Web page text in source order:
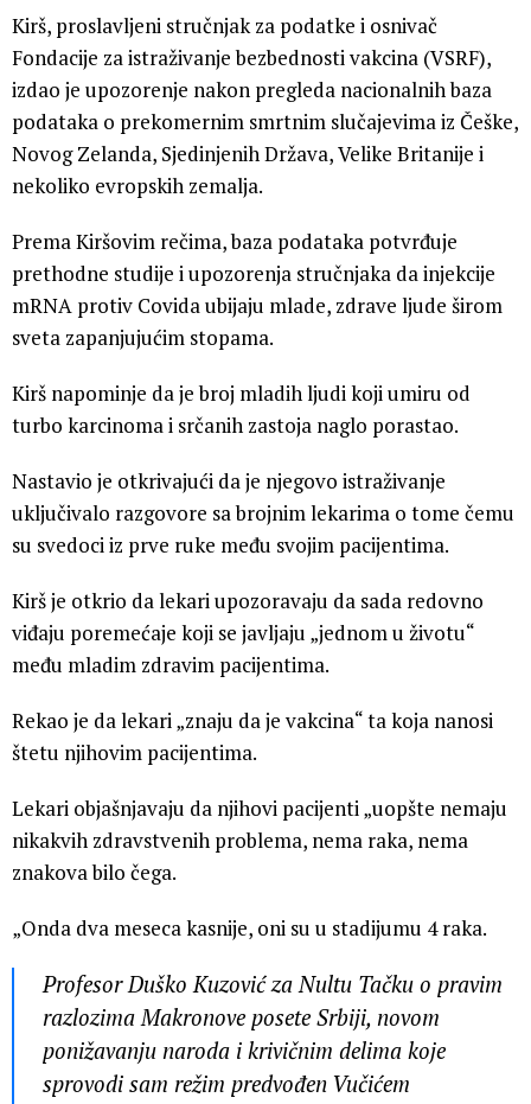
Kirš, proslavljeni stručnjak za podatke i osnivač
Fondacije za istraživanje bezbednosti vakcina (VSRF),
izdao je upozorenje nakon pregleda nacionalnih baza
podataka o prekomernim smrtnim slučajevima iz Češke,
Novog Zelanda, Sjedinjenih Država, Velike Britanije i
nekoliko evropskih zemalja.
Prema Kiršovim rečima, baza podataka potvrđuje
prethodne studije i upozorenja stručnjaka da injekcije
mRNA protiv Covida ubijaju mlade, zdrave ljude širom
sveta zapanjujućim stopama.
Kirš napominje da je broj mladih ljudi koji umiru od
turbo karcinoma i srčanih zastoja naglo porastao.
Nastavio je otkrivajući da je njegovo istraživanje
uključivalo razgovore sa brojnim lekarima o tome čemu
su svedoci iz prve ruke među svojim pacijentima.
Kirš je otkrio da lekari upozoravaju da sada redovno
viđaju poremećaje koji se javljaju „jednom u životu“
među mladim zdravim pacijentima.
Rekao je da lekari „znaju da je vakcina“ ta koja nanosi
štetu njihovim pacijentima.
Lekari objašnjavaju da njihovi pacijenti „uopšte nemaju
nikakvih zdravstvenih problema, nema raka, nema
znakova bilo čega.
„Onda dva meseca kasnije, oni su u stadijumu 4 raka.
Profesor Duško Kuzović za Nultu Tačku o pravim
razlozima Makronove posete Srbiji, novom
ponižavanju naroda i krivičnim delima koje
sprovodi sam režim predvođen Vučićem